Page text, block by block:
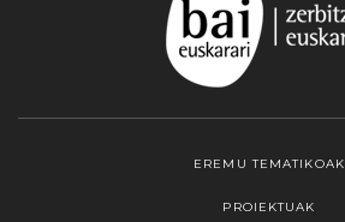
EREMU TEMATIKOAK
PROIEKTUAK